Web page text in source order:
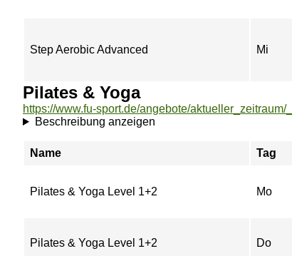
Step Aerobic Advanced Mi
Pilates & Yoga
Beschreibung anzeigen
Name Tag
Pilates & Yoga Level 1+2 Mo
Pilates & Yoga Level 1+2 Do